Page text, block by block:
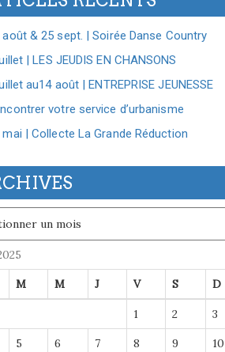
août & 25 sept. | Soirée Danse Country
| LES JEUDIS EN CHANSONS
au14 août | ENTREPRISE JEUNESSE
votre service d’urbanisme
mai | Collecte La Grande Réduction
M M J V S D
1 2 3
5 6 7 8 9 10